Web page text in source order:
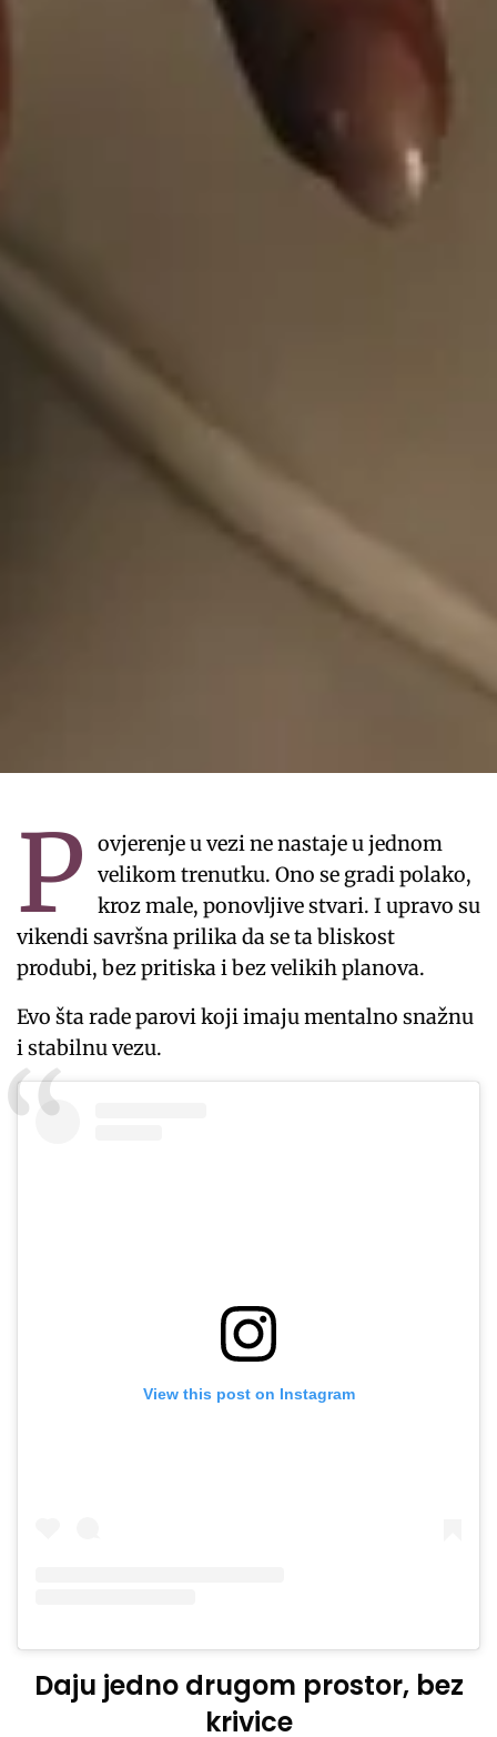
P
ovjerenje u vezi ne nastaje u jednom
velikom trenutku. Ono se gradi polako,
kroz male, ponovljive stvari. I upravo su
vikendi savršna prilika da se ta bliskost
produbi, bez pritiska i bez velikih planova.
Evo šta rade parovi koji imaju mentalno snažnu
i stabilnu vezu.
View this post on Instagram
Daju jedno drugom prostor, bez
krivice